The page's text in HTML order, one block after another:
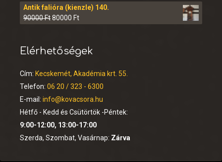
Antik falióra (kienzle) 140.
90000Ft80000 Ft
Elérhetőségek
Cím: Kecskemét, Akadémia krt. 55.
Telefon: 06 20 / 323 - 6300
E-mail: info@kovacsora.hu
Hétfő - Kedd és Csütörtök -Péntek:
9:00-12:00, 13:00-17:00
Szerda, Szombat, Vasárnap: Zárva